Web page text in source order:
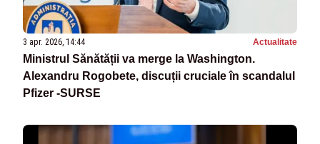
3 apr. 2026, 14:44 Actualitate
Ministrul Sănătății va merge la Washington.
Alexandru Rogobete, discuții cruciale în scandalul
Pfizer -SURSE